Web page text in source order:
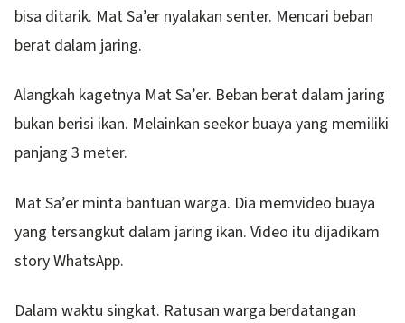
bisa ditarik. Mat Sa’er nyalakan senter. Mencari beban
berat dalam jaring.
Alangkah kagetnya Mat Sa’er. Beban berat dalam jaring
bukan berisi ikan. Melainkan seekor buaya yang memiliki
panjang 3 meter.
Mat Sa’er minta bantuan warga. Dia memvideo buaya
yang tersangkut dalam jaring ikan. Video itu dijadikam
story WhatsApp.
Dalam waktu singkat. Ratusan warga berdatangan